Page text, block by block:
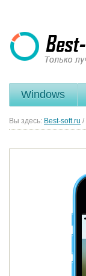
Windows
Вы здесь: Best-soft.ru /